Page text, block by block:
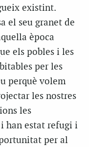
existint.
el seu granet de
època
els pobles i les
per les
perquè volem
les nostres
les
han estat refugi i
per al